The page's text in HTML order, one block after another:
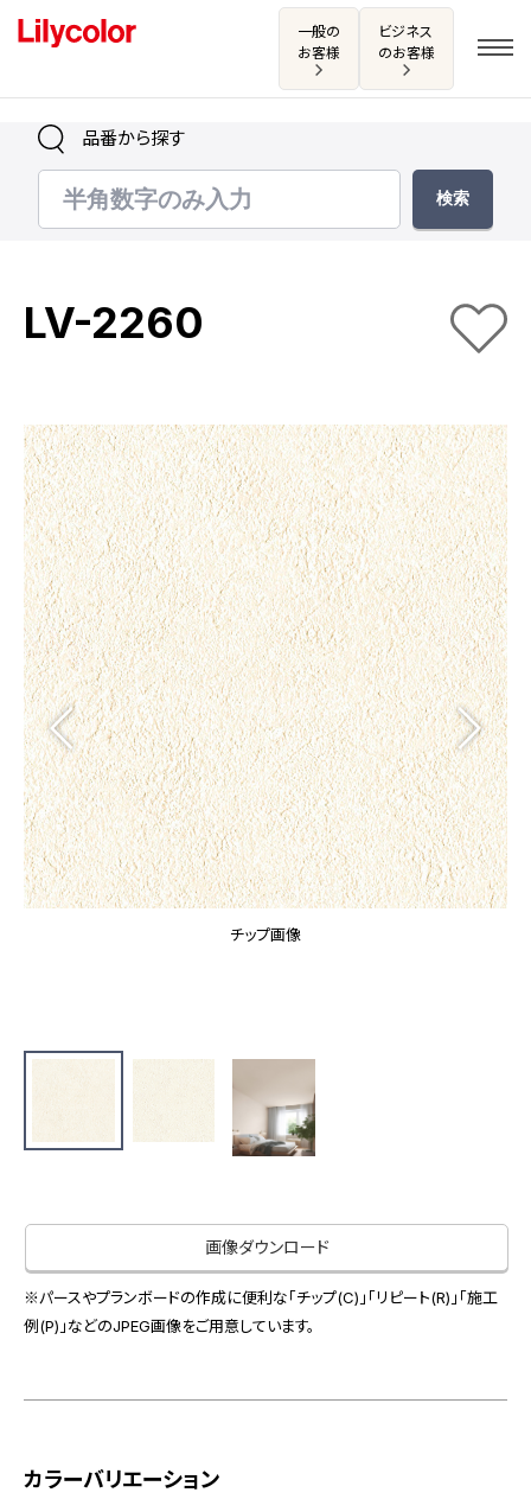
一般の
お客様
ビジネス
のお客様
ログイン・新規会員登録
お気に入り
商品を探す
商品を探す トップ
壁紙
カーテン
床材
ブランド・コレクション
Lilycolor Coordinate 着せ替えシミュレーション
カタログ一覧
カタログ一覧 トップ
壁紙
カーテン
床材
サステナブル商品
ノンワックス床タイル
壁紙機能性ガイド
施工事例
施工事例 トップ
医療・福祉施設
ホテル・オフィス・店舗
モデルハウス
新築戸建・マンション
#リリカラのある暮らし
リリカラノート
ショールーム
ショールーム トップ
東京ショールーム
大阪ショールーム
札幌ショールーム
お客様サポート
お客様サポート トップ
お問い合わせ（一般のお客様）
サンプル・カタログ請求／お問い合わせ（ビジネスのお客様）
事業紹介
オフィスソリューション事業
ファシリティソリューション事業
不動産投資開発事業
IR情報
採用情報
品番から探す
LV-2260
チップ画像
画像ダウンロード
※パースやプランボードの作成に便利な「チップ(C)」「リピート(R)」「施工
例(P)」などのJPEG画像をご用意しています。
カラーバリエーション